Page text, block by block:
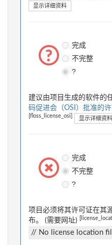
显示详细资料
完成
不完整
?
建议由项目生成的软件的
码促进会（OSI）批准的许
[floss_license_osi] 显示详细资料
完成
不完整
?
项目必须将其许可证在其
布。 (需要网址)
// No license location